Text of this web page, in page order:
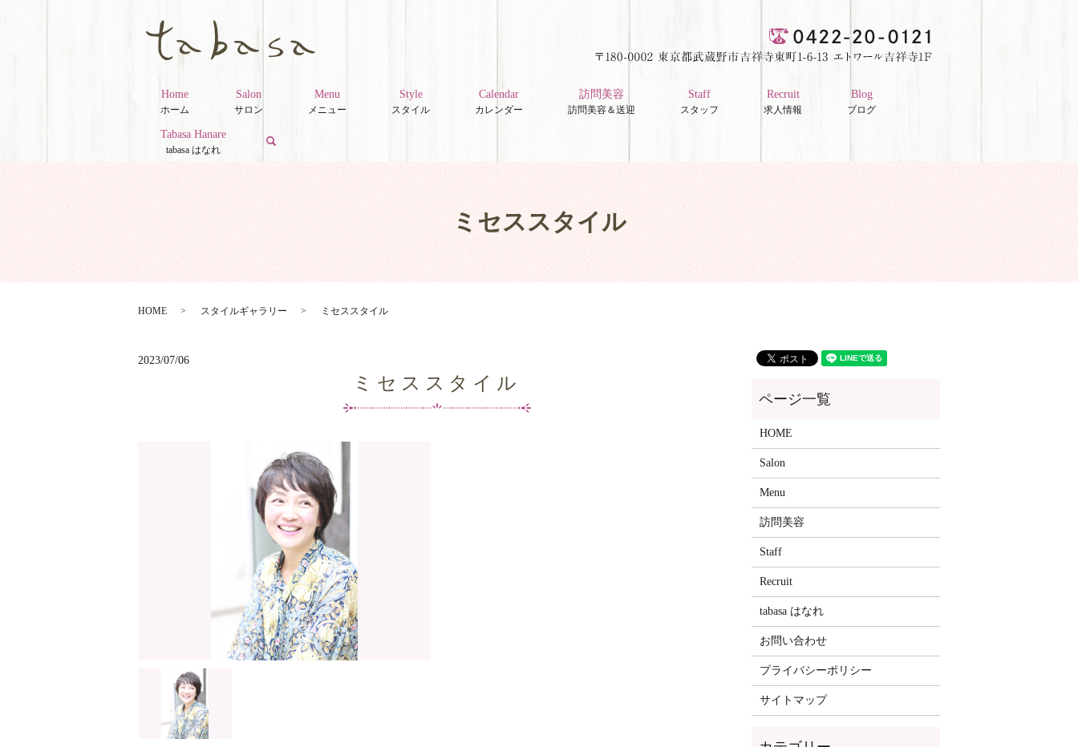
Home
ホーム
Salon
サロン
Menu
メニュー
Style
スタイル
Calendar
カレンダー
訪問美容
訪問美容＆送迎
Staff
スタッフ
Recruit
求人情報
Blog
ブログ
Tabasa Hanare
tabasa はなれ
search
ミセススタイル
HOME スタイルギャラリー ミセススタイル
2023/07/06
ミセススタイル
HOME
Salon
Menu
訪問美容
Staff
Recruit
tabasa はなれ
お問い合わせ
プライバシーポリシー
サイトマップ